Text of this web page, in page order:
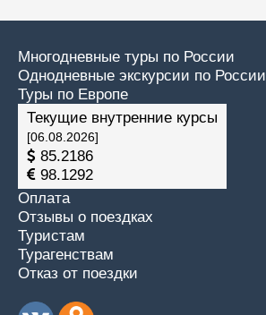
Многодневные туры по России
Однодневные экскурсии по России
Туры по Европе
Текущие внутренние курсы
[06.08.2026]
85.2186
98.1292
Оплата
Отзывы о поездках
Туристам
Турагенствам
Отказ от поездки